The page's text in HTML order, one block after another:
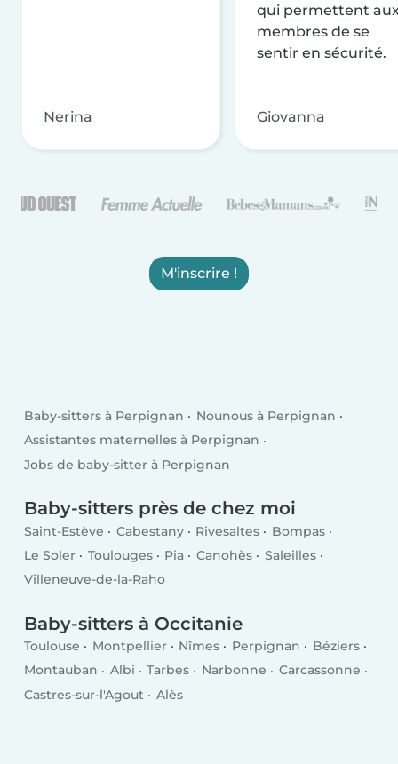
Nerina
qui permettent
membres de se
sentir en sécurité.
Giovanna
M'inscrire !
Baby-sitters à Perpignan
Nounous à Perpignan
Assistantes maternelles à Perpignan
Jobs de baby-sitter à Perpignan
Baby-sitters près de chez moi
Saint-Estève Cabestany Rivesaltes
Bompas
Le Soler
Toulouges Pia Canohès
Saleilles
Villeneuve-de-la-Raho
Baby-sitters à Occitanie
Toulouse Montpellier Nîmes Perpignan
Béziers
Montauban
Albi Tarbes Narbonne
Carcassonne
Castres-sur-l'Agout
Alès